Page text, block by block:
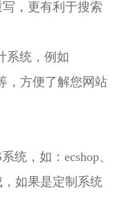
，更有利于搜索
系统，例如
，方便了解您网站
统，如：ecshop、
，如果是定制系统